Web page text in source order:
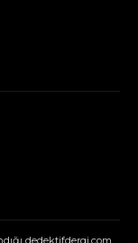
dedektifdergi.com